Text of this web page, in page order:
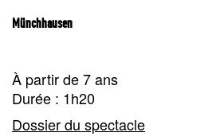
Münchhausen
À partir de 7 ans
Durée : 1h20
Dossier du spectacle